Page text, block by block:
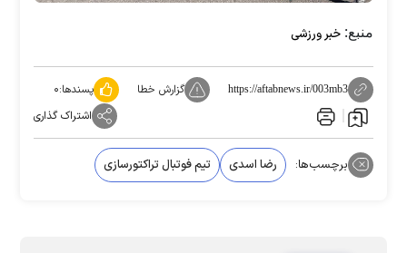
منبع: خبر ورزشی
https://aftabnews.ir/003mb3 گزارش خطا پسندها:۰
اشتراک گذاری
برچسب‌ها: رضا اسدی تیم فوتبال تراکتورسازی